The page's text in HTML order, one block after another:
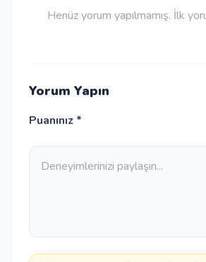
Henüz yorum yapılmamış. İlk
Yorum Yapın
Puanınız *